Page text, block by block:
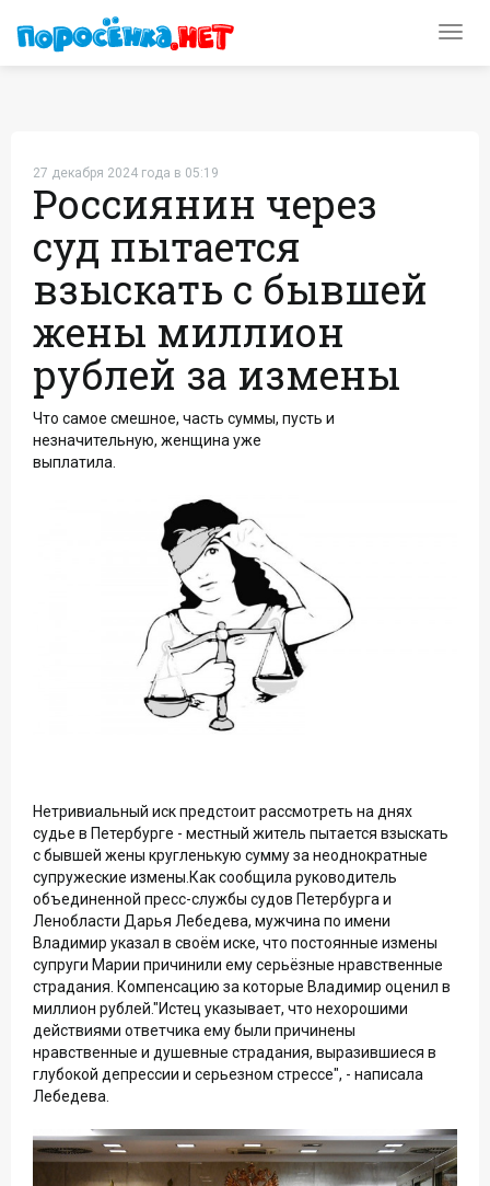
27 декабря 2024 года в 05:19
Россиянин через
суд пытается
взыскать с бывшей
жены миллион
рублей за измены
Что самое смешное, часть суммы, пусть и
незначительную, женщина уже
выплатила.
Нетривиальный иск предстоит рассмотреть на днях
судье в Петербурге - местный житель пытается взыскать
с бывшей жены кругленькую сумму за неоднократные
супружеские измены.Как сообщила руководитель
объединенной пресс-службы судов Петербурга и
Ленобласти Дарья Лебедева, мужчина по имени
Владимир указал в своём иске, что постоянные измены
супруги Марии причинили ему серьёзные нравственные
страдания. Компенсацию за которые Владимир оценил в
миллион рублей."Истец указывает, что нехорошими
действиями ответчика ему были причинены
нравственные и душевные страдания, выразившиеся в
глубокой депрессии и серьезном стрессе", - написала
Лебедева.